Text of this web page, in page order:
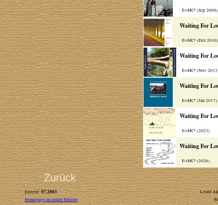
E=MC² (Sep
Waiting For
E=MC² (Dez
Waiting For
E=MC² (Nov
Waiting For
E=MC² (Jan 2017)
Waiting For
E=MC² (2023)
Waiting For
E=MC² (2026)
Zurück
Erstellt:07.2003
Letzte
Homepage im neuen Fenster